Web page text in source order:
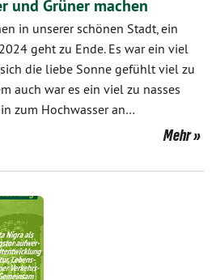
und Grüner machen
in unserer schönen Stadt, ein
geht zu Ende. Es war ein viel
die liebe Sonne gefühlt viel zu
auch war es ein viel zu nasses
zum Hochwasser an…
Mehr